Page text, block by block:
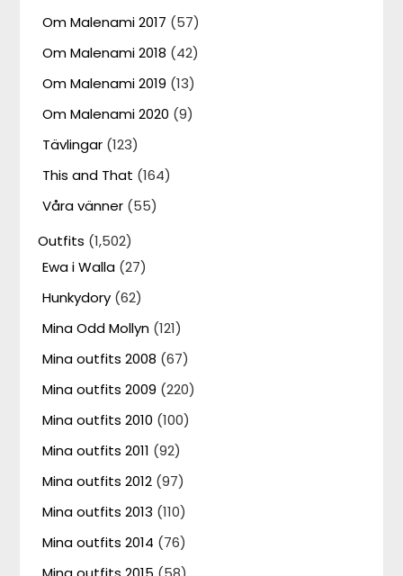
Om Malenami 2017 (57)
Om Malenami 2018 (42)
Om Malenami 2019 (13)
Om Malenami 2020 (9)
Tävlingar (123)
This and That (164)
Våra vänner (55)
Outfits (1,502)
Ewa i Walla (27)
Hunkydory (62)
Mina Odd Mollyn (121)
Mina outfits 2008 (67)
Mina outfits 2009 (220)
Mina outfits 2010 (100)
Mina outfits 2011 (92)
Mina outfits 2012 (97)
Mina outfits 2013 (110)
Mina outfits 2014 (76)